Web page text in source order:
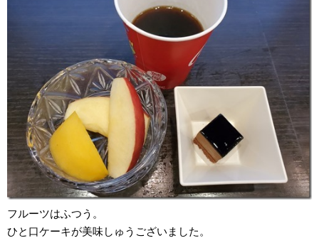
フルーツはふつう。
ひと口ケーキが美味しゅうございました。